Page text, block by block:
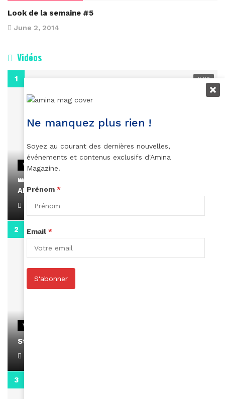
Look de la semaine #5
June 2, 2014
Vidéos
0:29
VIDEOS
👑 Remerciements à Ayden pour son message sur
AMINA, le Magazine de la Femme
April 1, 2022
VIDEOS
Stacy passe un message
Ne manquez plus rien !
Soyez au courant des dernières nouvelles,
événements et contenus exclusifs d'Amina
Magazine.
Prénom *
Email *
S'abonner